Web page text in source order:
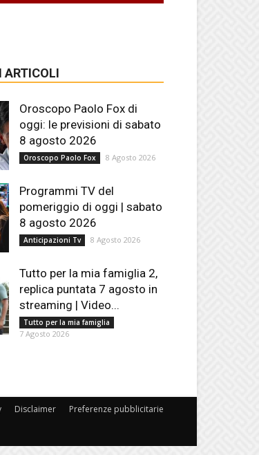
ARTICOLI
Oroscopo Paolo Fox di
oggi: le previsioni di sabato
8 agosto 2026
Oroscopo Paolo Fox 8 Agosto 2026
Programmi TV del
pomeriggio di oggi | sabato
8 agosto 2026
Anticipazioni Tv 8 Agosto 2026
Tutto per la mia famiglia 2,
replica puntata 7 agosto in
streaming | Video...
Tutto per la mia famiglia
7 Agosto 2026
Disclaimer Preferenze pubblicitarie